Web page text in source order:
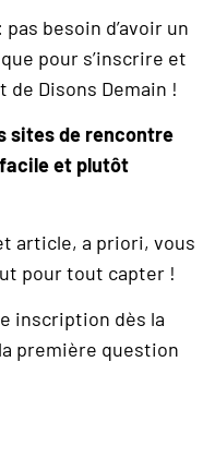
besoin d’avoir un
pour s’inscrire et
Disons Demain !
sites de rencontre
et plutôt
article, a priori, vous
pour tout capter !
inscription dès la
première question